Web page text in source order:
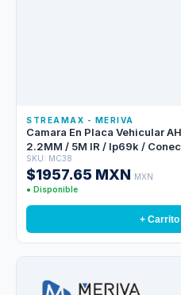
STREAMAX - MERIVA
Camara En Placa Vehicular
2.2MM / 5M IR / Ip69k /
Exterior
SKU: MC38
$1957.65 MXN MXN
● Disponible
+ Carrito